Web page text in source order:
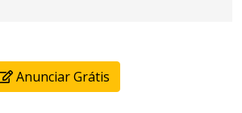
Anunciar Grátis